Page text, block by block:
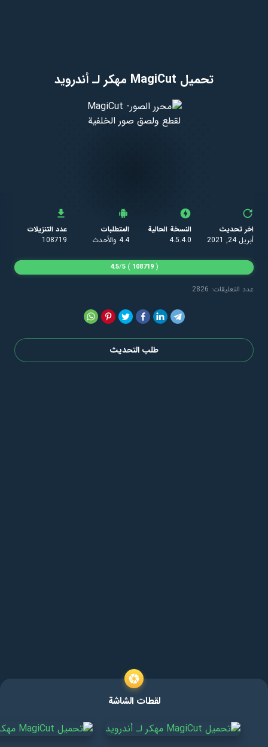
تحميل MagiCut مهكر لـ أندرويد
اخر تحديث
أبريل 24, 2021
النسخة الحالية
4.5.4.0
المتطلبات
4.4 والأحدث
عدد التنزيلات
108719
عدد التعليقات: 2826
(
108719
)
4.5/5
طلب التحديث
لقطات الشاشة